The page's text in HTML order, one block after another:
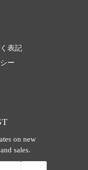
表記
ー
on new
sales.